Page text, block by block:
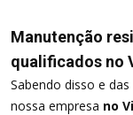
Manutenção
qualificados no
Sabendo disso e
nossa empresa no